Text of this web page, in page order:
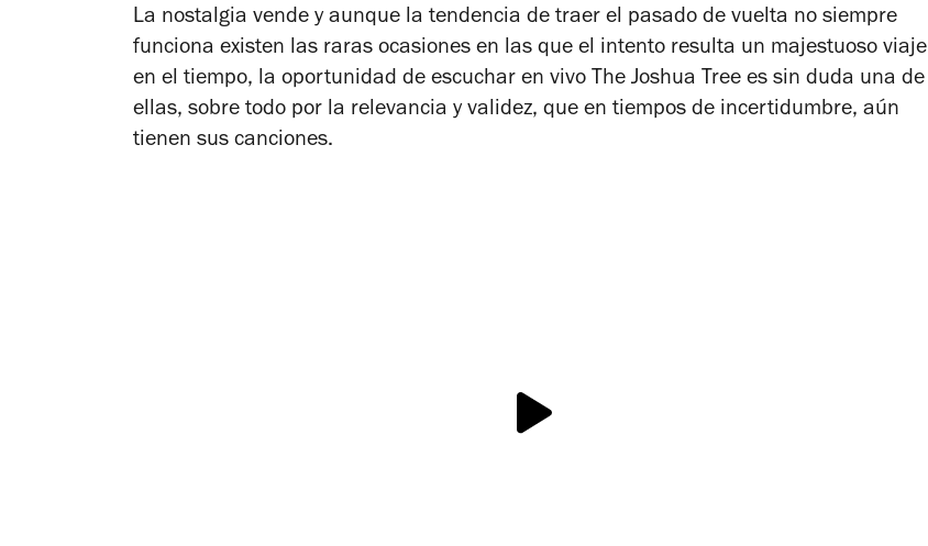
La nostalgia vende y aunque la tendencia de traer el pasado de vuelta no siempre
funciona existen las raras ocasiones en las que el intento resulta un majestuoso viaje
en el tiempo, la oportunidad de escuchar en vivo The Joshua Tree es sin duda una de
ellas, sobre todo por la relevancia y validez, que en tiempos de incertidumbre, aún
tienen sus canciones.